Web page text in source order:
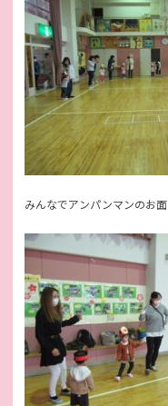
みんなでアンパンマンのお